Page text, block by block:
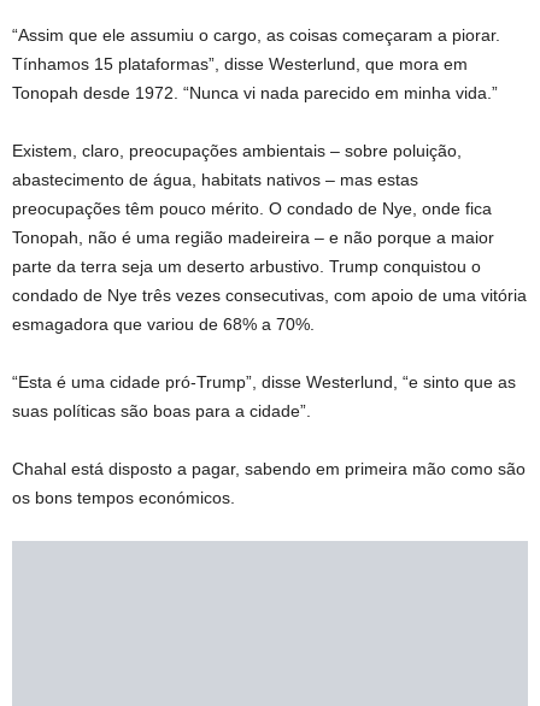
“Assim que ele assumiu o cargo, as coisas começaram a piorar.
Tínhamos 15 plataformas”, disse Westerlund, que mora em
Tonopah desde 1972. “Nunca vi nada parecido em minha vida.”
Existem, claro, preocupações ambientais – sobre poluição,
abastecimento de água, habitats nativos – mas estas
preocupações têm pouco mérito. O condado de Nye, onde fica
Tonopah, não é uma região madeireira – e não porque a maior
parte da terra seja um deserto arbustivo. Trump conquistou o
condado de Nye três vezes consecutivas, com apoio de uma vitória
esmagadora que variou de 68% a 70%.
“Esta é uma cidade pró-Trump”, disse Westerlund, “e sinto que as
suas políticas são boas para a cidade”.
Chahal está disposto a pagar, sabendo em primeira mão como são
os bons tempos económicos.